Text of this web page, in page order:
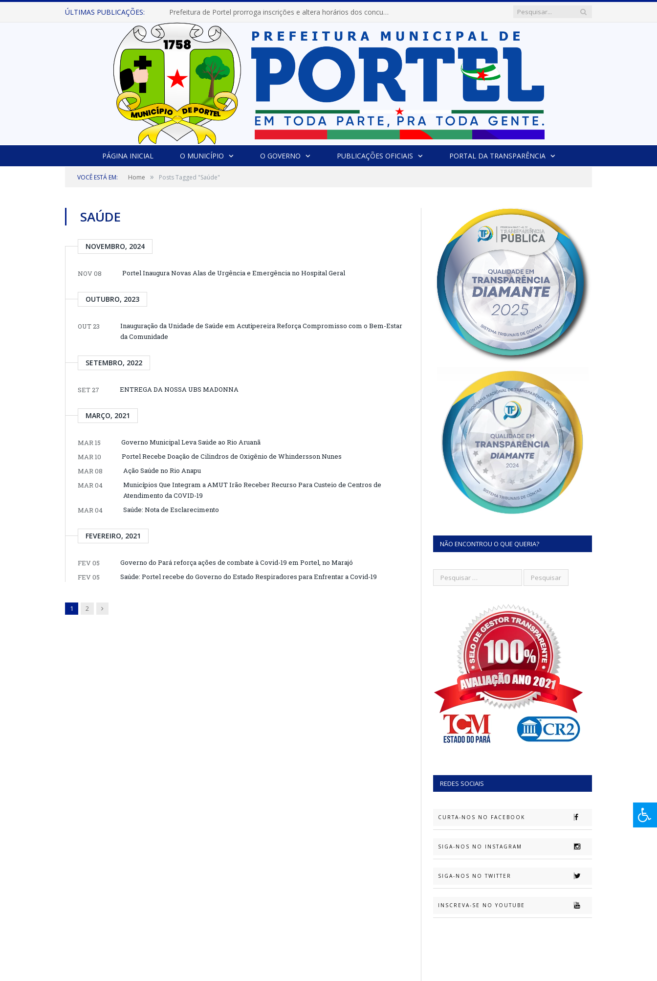
ÚLTIMAS PUBLICAÇÕES: Prefeitura de Portel prorroga inscrições e altera horários dos concursos “Musa” e “Miss Mix Verão 2026”
PÁGINA INICIAL O MUNICÍPIO O GOVERNO PUBLICAÇÕES OFICIAIS PORTAL DA TRANSPARÊNCIA
VOCÊ ESTÁ EM: Home » Posts Tagged "Saúde"
SAÚDE
NOVEMBRO, 2024
NOV 08 Portel Inaugura Novas Alas de Urgência e Emergência no Hospital Geral
OUTUBRO, 2023
OUT 23
Inauguração da Unidade de Saúde em Acutipereira Reforça Compromisso com o Bem-Estar
da Comunidade
SETEMBRO, 2022
SET 27 ENTREGA DA NOSSA UBS MADONNA
MARÇO, 2021
MAR 15
Governo Municipal Leva Saúde ao Rio Aruanã
MAR 10
Portel Recebe Doação de Cilindros de Oxigênio de Whindersson Nunes
MAR 08
Ação Saúde no Rio Anapu
MAR 04
Municípios Que Integram a AMUT Irão Receber Recurso Para Custeio de Centros de
Atendimento da COVID-19
MAR 04
Saúde: Nota de Esclarecimento
FEVEREIRO, 2021
FEV 05
Governo do Pará reforça ações de combate à Covid-19 em Portel, no Marajó
FEV 05
Saúde: Portel recebe do Governo do Estado Respiradores para Enfrentar a Covid-19
1 2 Next
NÃO ENCONTROU O QUE QUERIA?
REDES SOCIAIS
CURTA-NOS NO FACEBOOK
SIGA-NOS NO INSTAGRAM
SIGA-NOS NO TWITTER
INSCREVA-SE NO YOUTUBE